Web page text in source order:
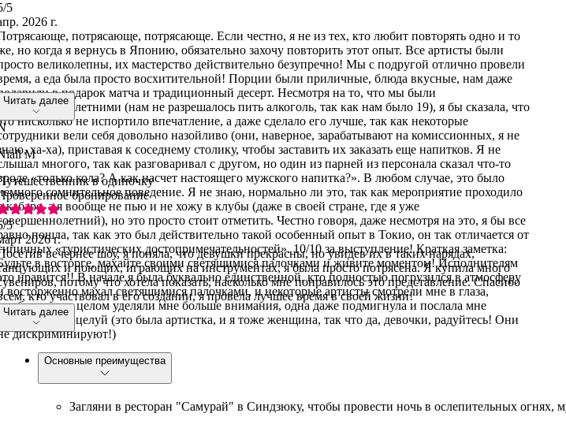
/5
2026 г.
потрясающе, потрясающе. Если честно, я не из тех, кто любит повторять одно и то
но когда я вернусь в Японию, обязательно захочу повторить этот опыт. Все артисты были
великолепны, их мастерство действительно безупречно! Мы с подругой отлично провели
а еда была просто восхитительной! Порции были приличные, блюда вкусные, нам даже
в подарок матча и традиционный десерт. Несмотря на то, что мы были
(нам не разрешалось пить алкоголь, так как нам было 19), я бы сказала, что
нисколько не испортило впечатление, а даже сделало его лучше, так как некоторые
вели себя довольно назойливо (они, наверное, зарабатывают на комиссионных, я не
ха-ха), приставая к соседнему столику, чтобы заставить их заказать еще напитков. Я не
многого, так как разговаривал с другом, но один из парней из персонала сказал что-то
«только кола? А как насчет настоящего мужского напитка?». В любом случае, это было
сомнительное поведение. Я не знаю, нормально ли это, так как мероприятие проходило
кабаре, а я вообще не пью и не хожу в клубы (даже в своей стране, где я уже
но это просто стоит отметить. Честно говоря, даже несмотря на это, я бы все
пошла, так как это был действительно такой особенный опыт в Токио, он так отличается от
«туристических достопримечательностей». 10/10 за выступление! Краткая заметка:
в восторге, махайте своими светящимися палочками и живите моментом! Исполнителям
нравится!! В начале я была буквально единственной, кто полностью погрузился в атмосферу
восторженно махал светящимися палочками, и некоторые артисты смотрели мне в глаза,
и в целом уделяли мне больше внимания, одна даже подмигнула и послала мне
поцелуй (это была артистка, и я тоже женщина, так что да, девочки, радуйтесь! Они
дискриминируют!)
Читать далее
M
в одиночку
бронирование
/5
2026 г.
вечернее шоу, я поняла, что девушки прекрасны, но увидев их в таких нарядах,
и поющих, играющих на инструментах, я была просто потрясена. Я купила много
потому что хотела показать, насколько мне понравилось это представление. Спасибо
кто участвовал в его создании, я провела лучшее время в своей жизни!
Читать далее
Основные преимущества
Загляни в ресторан "Самурай" в Синдзюку, чтобы провести ночь в ослепительных огнях,